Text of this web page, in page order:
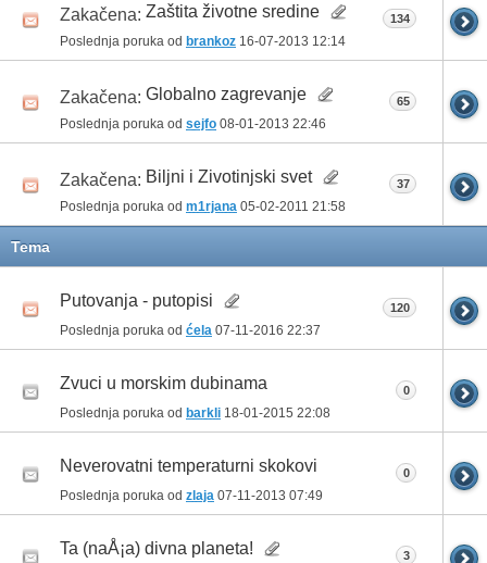
Zakačena: Zaštita životne sredine
Poslednja poruka od brankoz 16-07-2013 12:14
134
Zakačena: Globalno zagrevanje
Poslednja poruka od sejfo 08-01-2013 22:46
65
Zakačena: Biljni i Zivotinjski svet
Poslednja poruka od m1rjana 05-02-2011 21:58
37
Tema
Putovanja - putopisi
Poslednja poruka od ćela 07-11-2016 22:37
120
Zvuci u morskim dubinama
Poslednja poruka od barkli 18-01-2015 22:08
0
Neverovatni temperaturni skokovi
Poslednja poruka od zlaja 07-11-2013 07:49
0
Ta (naÅ¡a) divna planeta! 3